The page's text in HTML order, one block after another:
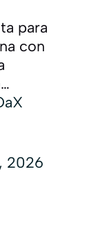
para
con
2026